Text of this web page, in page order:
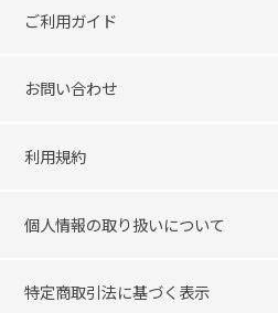
ご利用ガイド
お問い合わせ
利用規約
個人情報の取り扱いについて
特定商取引法に基づく表示